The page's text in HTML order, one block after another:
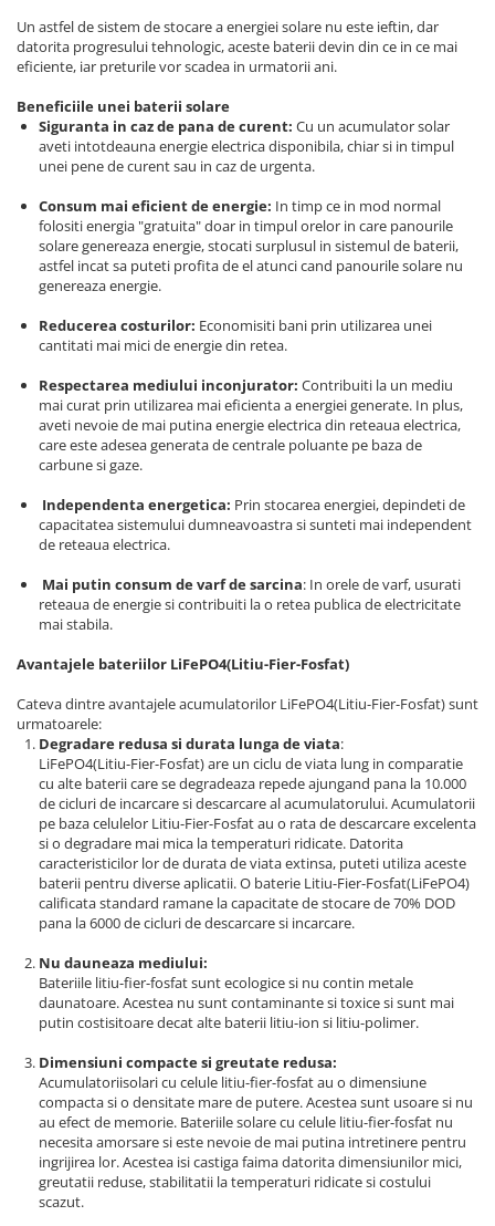
Un astfel de sistem de stocare a energiei solare nu este ieftin, dar
datorita progresului tehnologic, aceste baterii devin din ce in ce mai
eficiente, iar preturile vor scadea in urmatorii ani.
Beneficiile unei baterii solare
Siguranta in caz de pana de curent: Cu un acumulator solar
aveti intotdeauna energie electrica disponibila, chiar si in timpul
unei pene de curent sau in caz de urgenta.
Consum mai eficient de energie: In timp ce in mod normal
folositi energia "gratuita" doar in timpul orelor in care panourile
solare genereaza energie, stocati surplusul in sistemul de baterii,
astfel incat sa puteti profita de el atunci cand panourile solare nu
genereaza energie.
Reducerea costurilor: Economisiti bani prin utilizarea unei
cantitati mai mici de energie din retea.
Respectarea mediului inconjurator: Contribuiti la un mediu
mai curat prin utilizarea mai eficienta a energiei generate. In plus,
aveti nevoie de mai putina energie electrica din reteaua electrica,
care este adesea generata de centrale poluante pe baza de
carbune si gaze.
Independenta energetica: Prin stocarea energiei, depindeti de
capacitatea sistemului dumneavoastra si sunteti mai independent
de reteaua electrica.
Mai putin consum de varf de sarcina: In orele de varf, usurati
reteaua de energie si contribuiti la o retea publica de electricitate
mai stabila.
Avantajele bateriilor LiFePO4(Litiu-Fier-Fosfat)
Cateva dintre avantajele acumulatorilor LiFePO4(Litiu-Fier-Fosfat) sunt
urmatoarele:
Degradare redusa si durata lunga de viata:
LiFePO4(Litiu-Fier-Fosfat) are un ciclu de viata lung in comparatie
cu alte baterii care se degradeaza repede ajungand pana la 10.000
de cicluri de incarcare si descarcare al acumulatorului. Acumulatorii
pe baza celulelor Litiu-Fier-Fosfat au o rata de descarcare excelenta
si o degradare mai mica la temperaturi ridicate. Datorita
caracteristicilor lor de durata de viata extinsa, puteti utiliza aceste
baterii pentru diverse aplicatii. O baterie Litiu-Fier-Fosfat(LiFePO4)
calificata standard ramane la capacitate de stocare de 70% DOD
pana la 6000 de cicluri de descarcare si incarcare.
Nu dauneaza mediului:
Bateriile litiu-fier-fosfat sunt ecologice si nu contin metale
daunatoare. Acestea nu sunt contaminante si toxice si sunt mai
putin costisitoare decat alte baterii litiu-ion si litiu-polimer.
Dimensiuni compacte si greutate redusa:
Acumulatoriisolari cu celule litiu-fier-fosfat au o dimensiune
compacta si o densitate mare de putere. Acestea sunt usoare si nu
au efect de memorie. Bateriile solare cu celule litiu-fier-fosfat nu
necesita amorsare si este nevoie de mai putina intretinere pentru
ingrijirea lor. Acestea isi castiga faima datorita dimensiunilor mici,
greutatii reduse, stabilitatii la temperaturi ridicate si costului
scazut.